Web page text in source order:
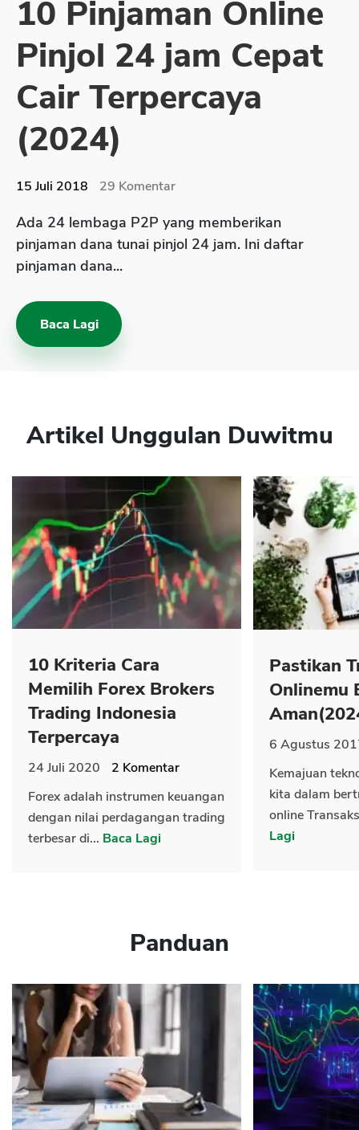
Sekuritas Saham
Bank Digital
Crypto
Assets Crypto
Exchange
Asuransi Kesehatan
Asuransi Syariah
10 Pinjaman Online
Pinjol 24 jam Cepat
Cair Terpercaya
(2024)
15 Juli 2018 29 Komentar
Ada 24 lembaga P2P yang memberikan
pinjaman dana tunai pinjol 24 jam. Ini daftar
pinjaman dana...
Baca Lagi
Artikel Unggulan Duwitmu
10 Kriteria Cara
Memilih Forex Brokers
Trading Indonesia
Terpercaya
24 Juli 2020 2 Komentar
Forex adalah instrumen keuangan
dengan nilai perdagangan trading
terbesar di... Baca Lagi
Pastikan
Onlinemu
6 Agustus
Kemajuan
kita dalam
online
Lagi
Panduan